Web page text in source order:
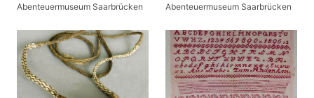
Abenteuermuseum Saarbrücken Abenteuermuseum Saarbrücken